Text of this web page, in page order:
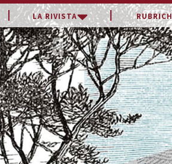
LA RIVISTA